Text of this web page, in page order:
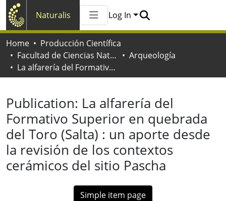
Naturalis
All of Naturalis
Log In
Home
Producción Científica
Facultad de Ciencias Naturales y Museo
Arqueología
La alfarería del Formativo Superior en quebrada del Toro (Salta) : un aporte desde la revisión de los contextos cerámicos del sitio Pascha
Publication: La alfarería del
Formativo Superior en quebrada
del Toro (Salta) : un aporte desde
la revisión de los contextos
cerámicos del sitio Pascha
Simple item page